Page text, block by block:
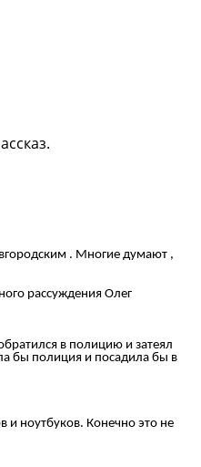
. Многие думают ,
рассуждения Олег
в полицию и затеял
бы полиция и посадила бы в
и ноутбуков. Конечно это не